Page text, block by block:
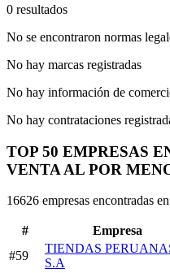
0 resultados
No se encontraron normas
No hay marcas registradas
No hay información de
No hay contrataciones
TOP 50 EMPRESAS
VENTA AL POR
16626 empresas encontradas
# Empresa
#59
TIENDAS
S.A